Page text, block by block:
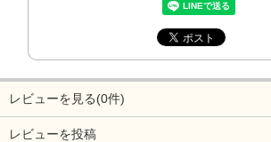
レビューを見る(0件)
レビューを投稿